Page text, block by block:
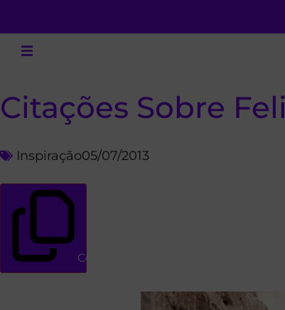
Citações Sobre
Inspiração05/07/2013
Copiar link